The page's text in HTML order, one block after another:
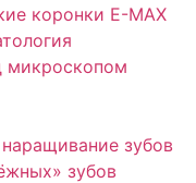
коронки E-MAX
микроскопом
зубов
зубов